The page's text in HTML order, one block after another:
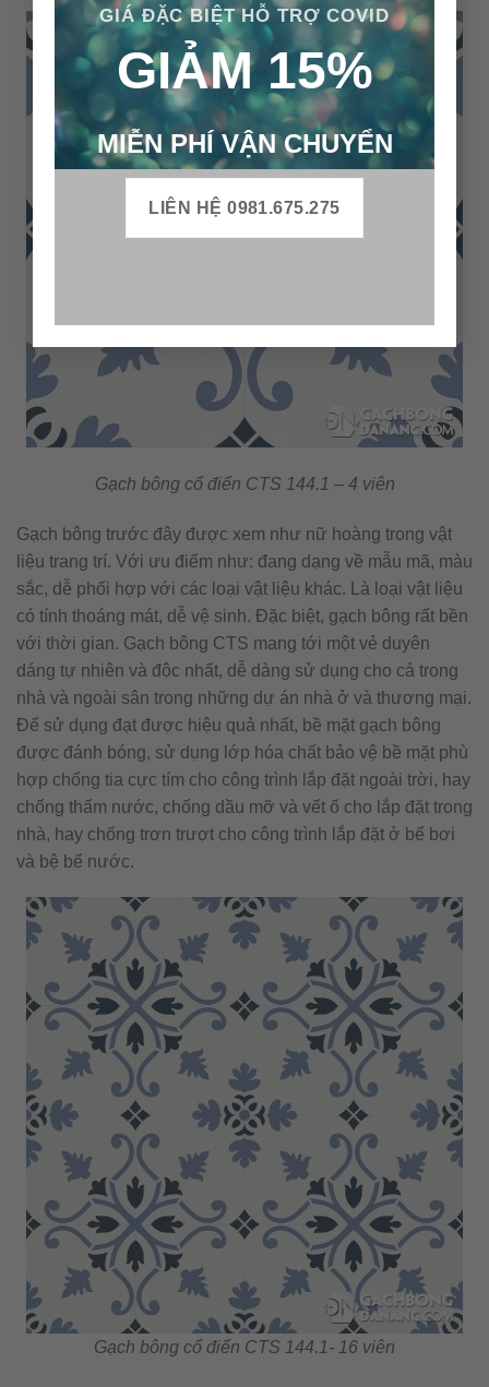
GIÁ ĐẶC BIỆT HỖ TRỢ COVID
GIẢM 15%
MIỄN PHÍ VẬN CHUYỂN
LIÊN HỆ 0981.675.275
Gạch bông cổ điển CTS 144.1 – 4 viên
Gạch bông trước đây được xem như nữ hoàng trong vật
liệu trang trí. Với ưu điểm như: đang dạng về mẫu mã, màu
sắc, dễ phối hợp với các loại vật liệu khác. Là loại vật liệu
có tính thoáng mát, dễ vệ sinh. Đặc biệt, gạch bông rất bền
với thời gian. Gạch bông CTS mang tới một vẻ duyên
dáng tự nhiên và độc nhất, dễ dàng sử dụng cho cả trong
nhà và ngoài sân trong những dự án nhà ở và thương mại.
Để sử dụng đạt được hiệu quả nhất, bề mặt gạch bông
được đánh bóng, sử dụng lớp hóa chất bảo vệ bề mặt phù
hợp chống tia cực tím cho công trình lắp đặt ngoài trời, hay
chống thấm nước, chống dầu mỡ và vết ố cho lắp đặt trong
nhà, hay chống trơn trượt cho công trình lắp đặt ở bể bơi
và bệ bể nước.
Gạch bông cổ điển CTS 144.1- 16 viên